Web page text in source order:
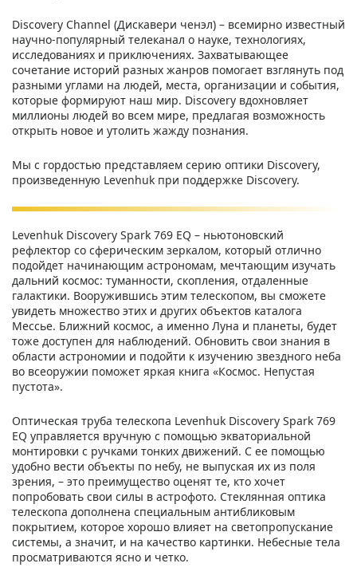
Discovery Channel (Дискавери ченэл) – всемирно известный
научно-популярный телеканал о науке, технологиях,
исследованиях и приключениях. Захватывающее
сочетание историй разных жанров помогает взглянуть под
разными углами на людей, места, организации и события,
которые формируют наш мир. Discovery вдохновляет
миллионы людей во всем мире, предлагая возможность
открыть новое и утолить жажду познания.
Мы с гордостью представляем серию оптики Discovery,
произведенную Levenhuk при поддержке Discovery.
Levenhuk Discovery Spark 769 EQ – ньютоновский
рефлектор со сферическим зеркалом, который отлично
подойдет начинающим астрономам, мечтающим изучать
дальний космос: туманности, скопления, отдаленные
галактики. Вооружившись этим телескопом, вы сможете
увидеть множество этих и других объектов каталога
Мессье. Ближний космос, а именно Луна и планеты, будет
тоже доступен для наблюдений. Обновить свои знания в
области астрономии и подойти к изучению звездного неба
во всеоружии поможет яркая книга «Космос. Непустая
пустота».
Оптическая труба телескопа Levenhuk Discovery Spark 769
EQ управляется вручную с помощью экваториальной
монтировки с ручками тонких движений. С ее помощью
удобно вести объекты по небу, не выпуская их из поля
зрения, – это преимущество оценят те, кто хочет
попробовать свои силы в астрофото. Стеклянная оптика
телескопа дополнена специальным антибликовым
покрытием, которое хорошо влияет на светопропускание
системы, а значит, и на качество картинки. Небесные тела
просматриваются ясно и четко.